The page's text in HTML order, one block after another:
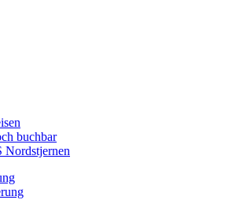
buchbar
Nordstjernen